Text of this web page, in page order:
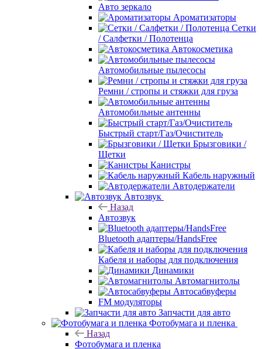
Авто зеркало
Ароматизаторы
Сетки
/ Салфетки / Полотенца
Автокосметика
Автомобильные пылесосы
Ремни / стропы и стяжки для груза
Автомобильные антенны
Быстрый старт/Газ/Очиститель
Брызговики /
Щетки
Канистры
Кабель наружный
Автодержатели
Автозвук
Назад
Автозвук
Bluetooth адаптеры/HandsFree
Кабеля и наборы для подключения
Динамики
Автомагнитолы
Автосабвуферы
FM модуляторы
Запчасти для авто
Фотобумага и пленка
Назад
Фотобумага и пленка